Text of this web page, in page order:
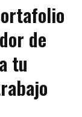
de
tu